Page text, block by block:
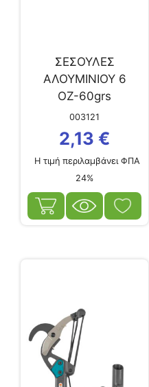
ΣΕΣΟΥΛΕΣ
ΑΛΟΥΜΙΝΙΟΥ 6
ΟΖ-60grs
003121
2,13 €
Η τιμή περιλαμβάνει ΦΠΑ
24%